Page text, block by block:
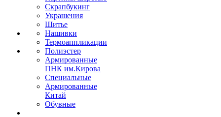
Скрапбукинг
Украшения
Шитье
Нашивки
Термоаппликации
Полиэстер
Армированные
ПНК им.Кирова
Специальные
Армированные
Китай
Обувные